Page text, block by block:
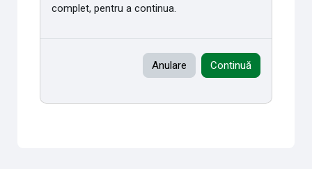
complet, pentru a continua.
Anulare Continuă